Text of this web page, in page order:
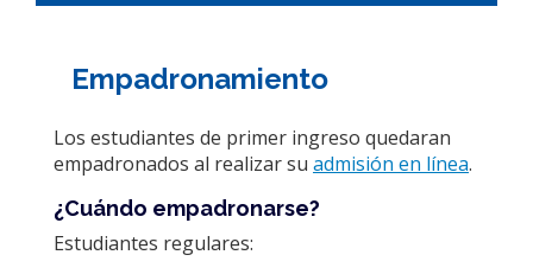
Empadronamiento
Los estudiantes de primer ingreso quedaran
empadronados al realizar su admisión en línea.
¿Cuándo empadronarse?
Estudiantes regulares: